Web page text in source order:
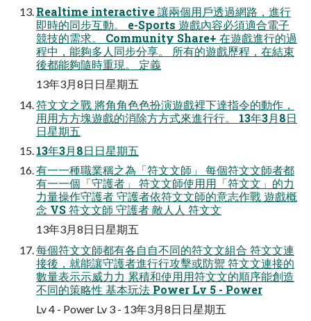
Realtime interactive 讓兩個用戶透過網路，進行
即時的同步互動。 e-Sports 遊戲內容必須適合電子
競技的需求。 Community Share+ 在遊戲進行的過
程中，能夠多人同步分享。 所有的遊戲歷程，在結束
後都能夠隨時重現。 定義
13年3月8⽇日星期五
符⽂文之戰 將⾓角⾊色扮演遊戲裡下達指令的動作，
⽤用⽅方塊遊戲的消除⽅方式來進⾏行。 13年3月8⽇
日星期五
13年3月8⽇日星期五
有⼀一種職業稱之為「符⽂文師」 每個符⽂文師者都
有⼀一個「守護者」 符⽂文師使⽤用「符⽂文」的⼒
力量操作守護者 守護者依符⽂文師的意志作戰 遊戲概
念 VS 符⽂文師 守護者 敵⼈人 符⽂文
13年3月8⽇日星期五
每個符⽂文師都有各⾃自不同的符⽂文組合 符⽂文連
接後，就能讓守護者進⾏行攻擊或防禦 符⽂文連接的
數量表⽰示威⼒力 累積和使⽤用符⽂文的順序能創造
不同的策略性 基本玩法 Power Lv 5 - Power
Lv 4 - Power Lv 3 - 13年3月8⽇日星期五